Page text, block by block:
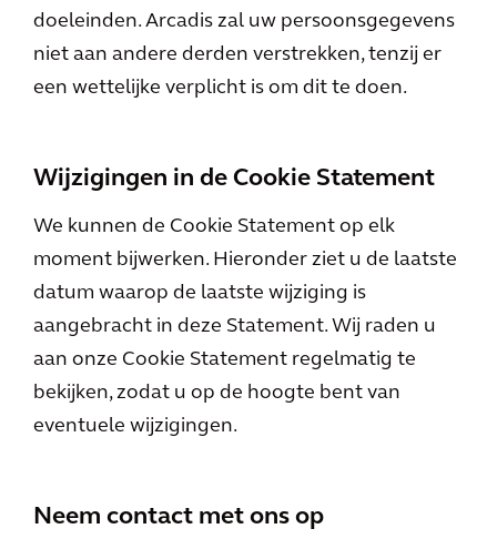
doeleinden. Arcadis zal uw persoonsgegevens
niet aan andere derden verstrekken, tenzij er
een wettelijke verplicht is om dit te doen.
Wijzigingen in de Cookie Statement
We kunnen de Cookie Statement op elk
moment bijwerken. Hieronder ziet u de laatste
datum waarop de laatste wijziging is
aangebracht in deze Statement. Wij raden u
aan onze Cookie Statement regelmatig te
bekijken, zodat u op de hoogte bent van
eventuele wijzigingen.
Neem contact met ons op